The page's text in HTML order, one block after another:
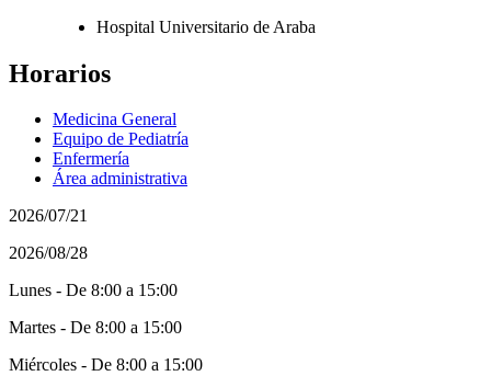
Hospital Universitario de Araba
Horarios
Medicina General
Equipo de Pediatría
Enfermería
Área administrativa
2026/07/21
2026/08/28
Lunes - De 8:00 a 15:00
Martes - De 8:00 a 15:00
Miércoles - De 8:00 a 15:00